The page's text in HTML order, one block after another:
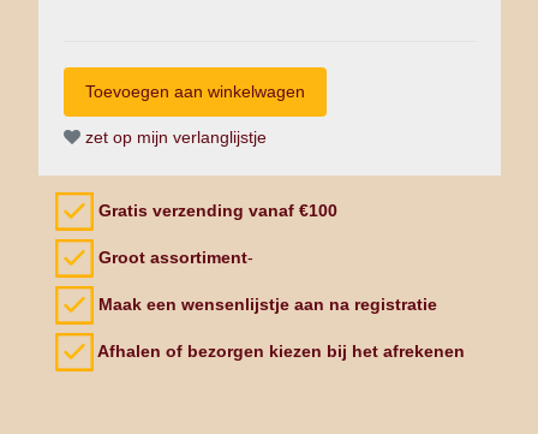
zet op mijn verlanglijstje
Gratis verzending vanaf €100
Groot assortiment-
Maak een wensenlijstje aan na registratie
Afhalen of bezorgen kiezen bij het afrekenen